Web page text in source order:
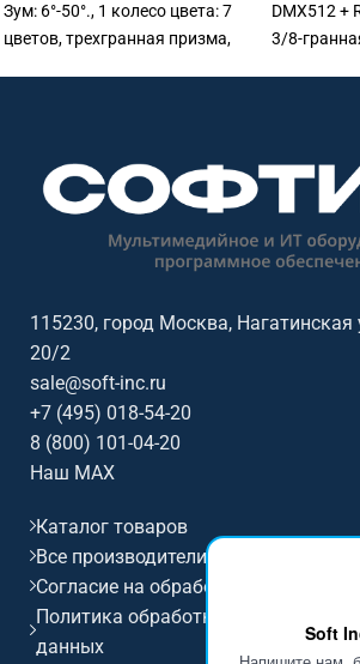
Soft
Зум: 6°-50°., 1 колесо цвета: 7
цветов, трехгранная призма,
DMX512 +
3/8-
115230, город Москва,
20/2
sale@soft-inc.ru
+7 (495) 018-54-20
8 (800) 101-04-20
Наш MAX
Каталог товаров
Все производители
Согласие на обработку
Политика обработки и защиты
данных